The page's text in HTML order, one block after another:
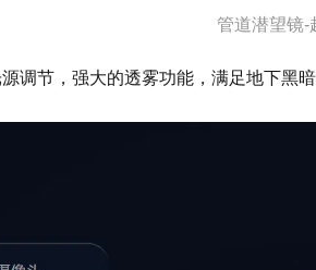
管道潜望镜-
调节，强大的透雾功能，满足地下黑